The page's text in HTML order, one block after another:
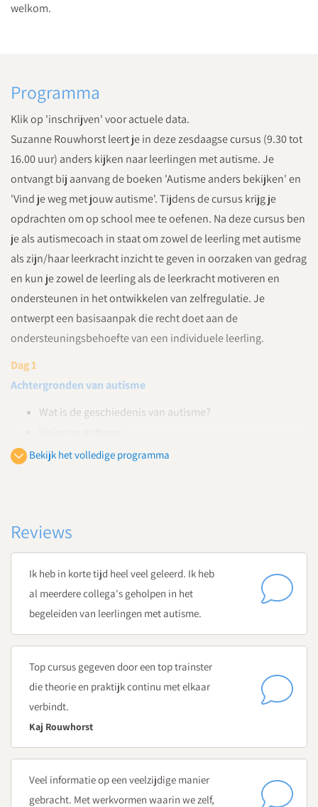
welkom.
Programma
Klik op 'inschrijven' voor actuele data.
Suzanne Rouwhorst leert je in deze zesdaagse cursus (9.30 tot
16.00 uur) anders kijken naar leerlingen met autisme. Je
ontvangt bij aanvang de boeken 'Autisme anders bekijken' en
'Vind je weg met jouw autisme'. Tijdens de cursus krijg je
opdrachten om op school mee te oefenen. Na deze cursus ben
je als autismecoach in staat om zowel de leerling met autisme
als zijn/haar leerkracht inzicht te geven in oorzaken van gedrag
en kun je zowel de leerling als de leerkracht motiveren en
ondersteunen in het ontwikkelen van zelfregulatie. Je
ontwerpt een basisaanpak die recht doet aan de
ondersteuningsbehoefte van een individuele leerling.
Dag 1
Achtergronden van autisme
Wat is de geschiedenis van autisme?
Wat zijn DSM-5 kenmerken van autisme?
functies, Centrale Coherentie
autisme?
Zintuiglijke waarneming - Welke aanpassingen kun je
doen op jouw school?
Welke problemen in de informatieverwerking kunnen
kun je doen?
Voorbereidende opdracht: het invullen van een (digitaal)
zintuiglijk profiel van een leerling met autisme
Dag 3
Hoe breng je de emotionele ontwikkeling van leerlingen
Bekijk het volledige programma
Reviews
Ik heb in korte tijd heel veel geleerd. Ik heb
al meerdere collega's geholpen in het
begeleiden van leerlingen met autisme.
Top cursus gegeven door een top trainster
die theorie en praktijk continu met elkaar
verbindt.
Kaj Rouwhorst
Veel informatie op een veelzijdige manier
gebracht. Met werkvormen waarin we zelf,